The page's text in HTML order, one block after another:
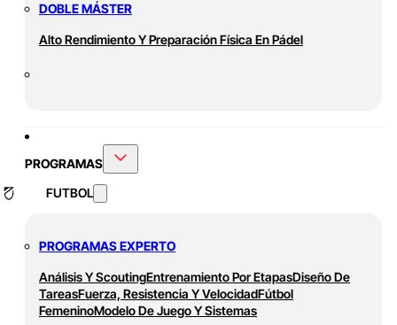
DOBLE MÁSTER
Alto Rendimiento Y Preparación Física En Pádel
PROGRAMAS
FUTBOL
PROGRAMAS EXPERTO
Análisis Y ScoutingEntrenamiento Por EtapasDiseño De
TareasFuerza, Resistencia Y VelocidadFútbol
FemeninoModelo De Juego Y Sistemas